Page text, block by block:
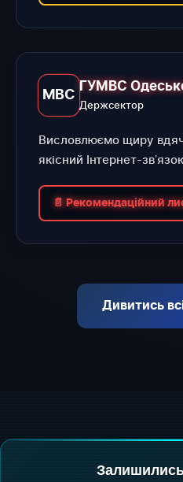
МВС
ГУМВС
Держсектор
Висловлюємо щиру
якісний Інтернет-
📄 Рекомендаційний
Дивитись